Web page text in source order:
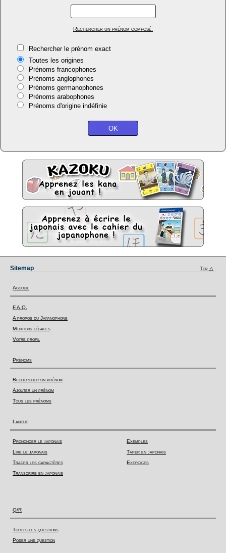
Rechercher un prénom composé.
Rechercher le prénom exact
Toutes les origines
Prénoms francophones
Prénoms anglophones
Prénoms germanophones
Prénoms arabophones
Prénoms d'origine indéfinie
Sitemap Top △
Accueil
F.A.Q.
A propos du Japanophone
Mentions légales
Votre profil
Prénoms
Rechercher un prénom
Ajouter un prénom
Tous les prénoms
Langue
Prononcer le japonais
Lire le japonais
Tracer les caractères
Transcrire en japonais
Exemples
Taper en japonais
Exercices
Q/R
Toutes les questions
Poser une question